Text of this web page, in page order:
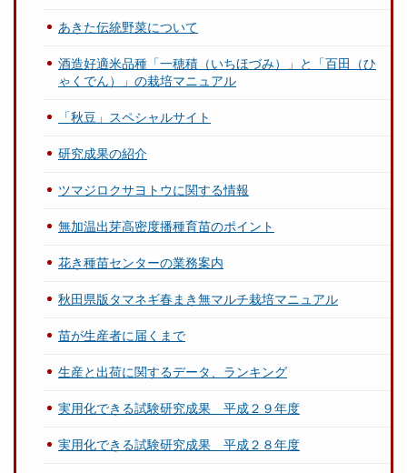
あきた伝統野菜について
酒造好適米品種「一穂積（いちほづみ）」と「百田（ひ
ゃくでん）」の栽培マニュアル
「秋豆」スペシャルサイト
研究成果の紹介
ツマジロクサヨトウに関する情報
無加温出芽高密度播種育苗のポイント
花き種苗センターの業務案内
秋田県版タマネギ春まき無マルチ栽培マニュアル
苗が生産者に届くまで
生産と出荷に関するデータ、ランキング
実用化できる試験研究成果 平成２９年度
実用化できる試験研究成果 平成２８年度